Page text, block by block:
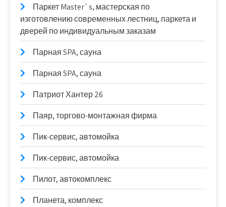
Паркет Master`s, мастерская по
изготовлению современных лестниц, паркета и
дверей по индивидуальным заказам
Парная SPA, сауна
Парная SPA, сауна
Патриот Хантер 26
Паяр, торгово-монтажная фирма
Пик-сервис, автомойка
Пик-сервис, автомойка
Пилот, автокомплекс
Планета, комплекс